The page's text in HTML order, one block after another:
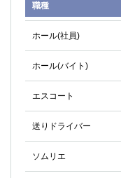
職種
ホール(社員)
ホール(バイト)
エスコート
送りドライバー
ソムリエ